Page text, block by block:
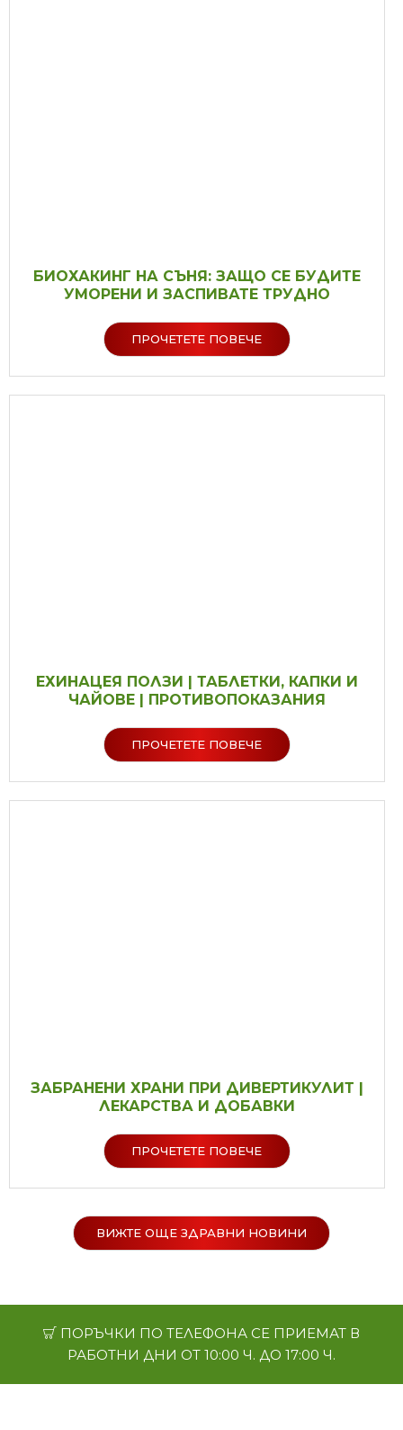
БИОХАКИНГ НА СЪНЯ: ЗАЩО СЕ БУДИТЕ
УМОРЕНИ И ЗАСПИВАТЕ ТРУДНО
ПРОЧЕТЕТЕ ПОВЕЧЕ
ЕХИНАЦЕЯ ПОЛЗИ | ТАБЛЕТКИ, КАПКИ И
ЧАЙОВЕ | ПРОТИВОПОКАЗАНИЯ
ПРОЧЕТЕТЕ ПОВЕЧЕ
ЗАБРАНЕНИ ХРАНИ ПРИ ДИВЕРТИКУЛИТ |
ЛЕКАРСТВА И ДОБАВКИ
ПРОЧЕТЕТЕ ПОВЕЧЕ
ВИЖТЕ ОЩЕ ЗДРАВНИ НОВИНИ
ПОРЪЧКИ ПО ТЕЛЕФОНА СЕ ПРИЕМАТ В
РАБОТНИ ДНИ ОТ 10:00 Ч. ДО 17:00 Ч.